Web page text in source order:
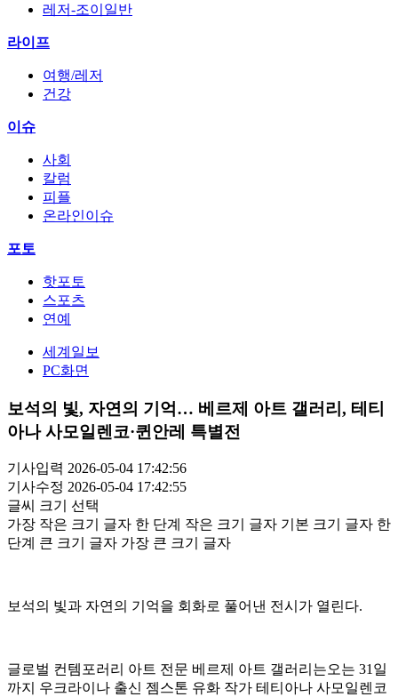
레저-조이일반
라이프
여행/레저
건강
이슈
사회
칼럼
피플
온라인이슈
포토
핫포토
스포츠
연예
세계일보
PC화면
보석의 빛, 자연의 기억… 베르제 아트 갤러리, 테티
아나 사모일렌코·퀸안레 특별전
기사입력 2026-05-04 17:42:56
기사수정 2026-05-04 17:42:55
글씨 크기 선택
가장 작은 크기 글자 한 단계 작은 크기 글자 기본 크기 글자 한
단계 큰 크기 글자 가장 큰 크기 글자
보석의 빛과 자연의 기억을 회화로 풀어낸 전시가 열린다.
글로벌 컨템포러리 아트 전문 베르제 아트 갤러리는오는 31일
까지 우크라이나 출신 젬스톤 유화 작가 테티아나 사모일렌코